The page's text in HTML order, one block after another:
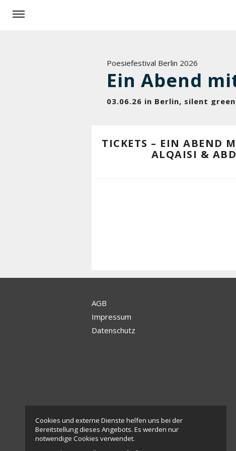
Poesiefestival Berlin 2026
03.06.26 in Berlin, silent
TICKETS – EIN ABEND
ALQAISI &
AGB
Impressum
Datenschutz
Cookies und externe Dienste helfen uns bei der
Bereitstellung dieses Angebots. Es werden nur
notwendige Cookies verwendet.